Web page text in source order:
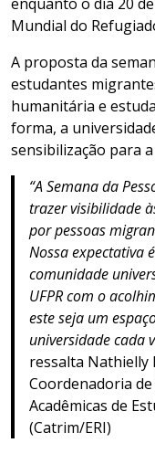
Mundial do
A proposta da
estudantes
humanitária e
forma, a
sensibilização para
“A Semana da
trazer visibilidade
por pessoas
Nossa expectativa
comunidade
UFPR com o
este seja um
universidade cada
ressalta Nathielly
Coordenadoria
Acadêmicas de
(Catrim/ERI)